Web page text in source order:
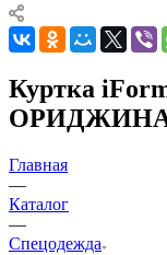
Куртка
Главная
—
Каталог
—
Спецодежда